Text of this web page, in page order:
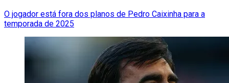
O jogador está fora dos planos de Pedro Caixinha para a
temporada de 2025